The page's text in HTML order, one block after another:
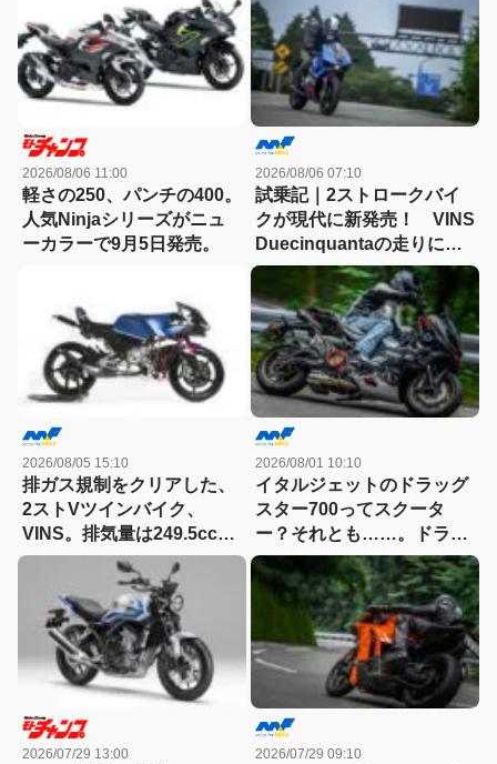
2026/08/06 11:00
軽さの250、パンチの400。
人気Ninjaシリーズがニュ
ーカラーで9月5日発売。
2026/08/06 07:10
試乗記｜2ストロークバイ
クが現代に新発売！ VINS
Duecinquantaの走りに大
感動
2026/08/05 15:10
排ガス規制をクリアした、
2ストVツインバイク、
VINS。排気量は249.5cc、
83HPを絞り出す。そのエ
ンジンの技術とは
2026/08/01 10:10
イタルジェットのドラッグ
スター700ってスクータ
ー？それとも……。ドラッ
グスター700ツイン・リミ
テッドエディション試乗記
2026/07/29 13:00 2026/07/29 09:10